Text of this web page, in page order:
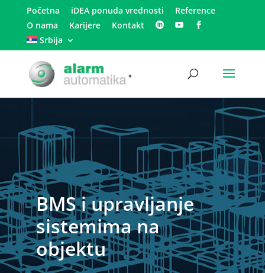
Početna iDEA ponuda vrednosti
Reference
O nama
Karijere
Kontakt
Srbija
BMS i upravljanje
sistemima na
objektu